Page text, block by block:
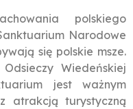
polskiego
Narodowe
się polskie msze.
Wiedeńskiej
jest ważnym
atrakcją turystyczną